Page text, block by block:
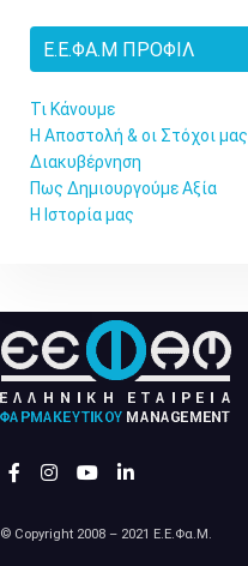
Ε.Ε.ΦΑ.Μ ΠΡΟΦΊΛ
Τι Κάνουμε
Η Αποστολή & οι Στόχοι μας
Διακυβέρνηση
Πως Δημιουργούμε Αξία
Η Ιστορία μας
© Copyright 2008 – 2021 Ε.Ε.Φα.Μ.